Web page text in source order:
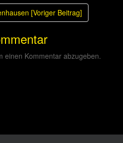
[Voriger Beitrag]
einen Kommentar abzugeben.